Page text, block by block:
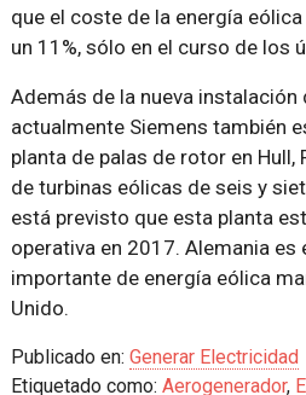
que el coste de la energía
un 11%, sólo en el curso de los
Además de la nueva instalación
actualmente Siemens también
planta de palas de rotor en Hull,
de turbinas eólicas de seis y
está previsto que esta planta
operativa en 2017. Alemania es
importante de energía eólica
Unido.
Publicado en: Generar Electricidad
Etiquetado como: Aerogenerador,